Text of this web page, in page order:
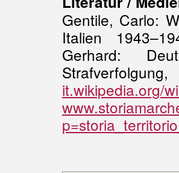
Gentile, Carlo:
Italien
Gerhard:
it.wikipedia.org/